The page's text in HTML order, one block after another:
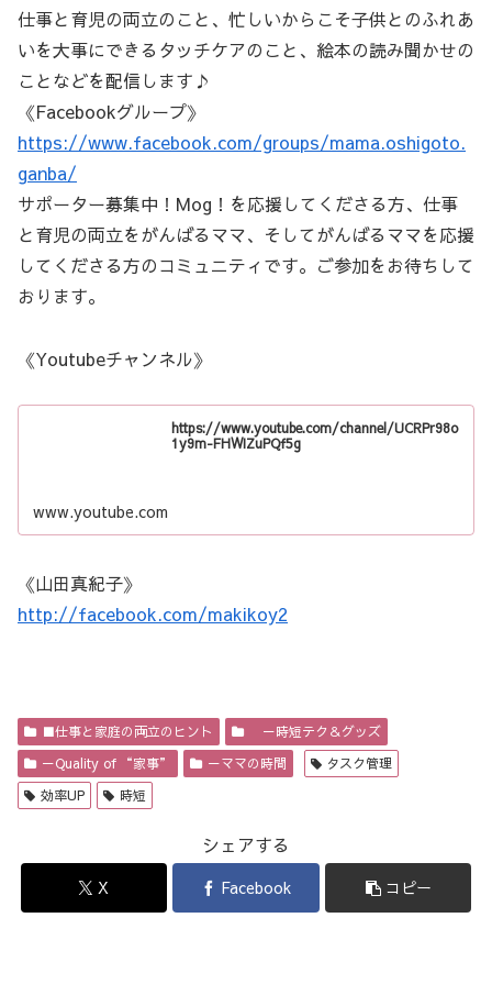
仕事と育児の両立のこと、忙しいからこそ子供とのふれあ
いを大事にできるタッチケアのこと、絵本の読み聞かせの
ことなどを配信します♪
《Facebookグループ》
https://www.facebook.com/groups/mama.oshigoto.
ganba/
サポーター募集中！Mog！を応援してくださる方、仕事
と育児の両立をがんばるママ、そしてがんばるママを応援
してくださる方のコミュニティです。ご参加をお待ちして
おります。
《Youtubeチャンネル》
https://www.youtube.com/channel/UCRPr98o
1y9m-FHWIZuPQf5g
www.youtube.com
《山田真紀子》
http://facebook.com/makikoy2
■仕事と家庭の両立のヒント
－時短テク＆グッズ
－Quality of “家事”
－ママの時間
タスク管理
効率UP
時短
シェアする
X Facebook コピー